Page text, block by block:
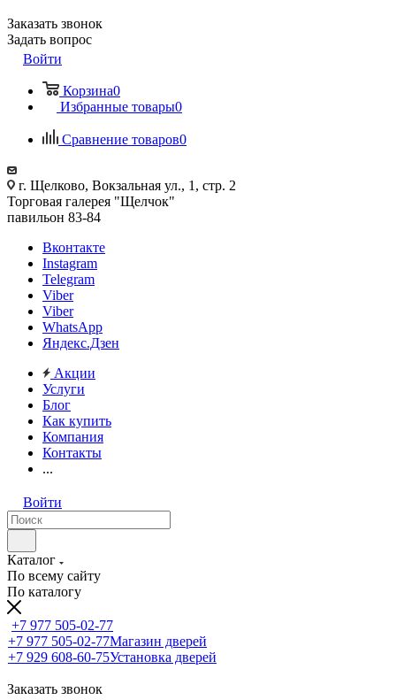
Заказать звонок
Задать вопрос
Войти
Корзина0
Избранные товары0
Сравнение товаров0
г. Щелково, Вокзальная ул., 1, стр. 2
Торговая галерея "Щелчок"
павильон 83-84
Вконтакте
Instagram
Telegram
Viber
Viber
WhatsApp
Яндекс.Дзен
Акции
Услуги
Блог
Как купить
Компания
Контакты
...
Войти
Каталог
По всему сайту
По каталогу
+7 977 505-02-77
+7 977 505-02-77Магазин дверей
+7 929 608-60-75Установка дверей
Заказать звонок